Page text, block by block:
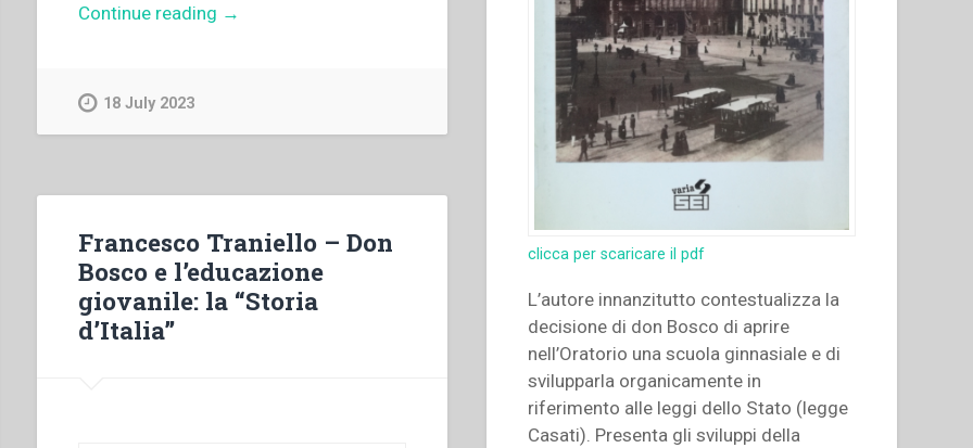
Continue reading “Archivio
a
Valdocco”
→
18 July 2023
clicca per scaricare il pdf
L’autore innanzitutto contestualizza la
decisione di don Bosco di aprire
nell’Oratorio una scuola ginnasiale e di
svilupparla organicamente in
riferimento alle leggi dello Stato (legge
Casati). Presenta gli sviluppi della
Francesco Traniello – Don
Bosco e l’educazione
giovanile: la “Storia
d’Italia”